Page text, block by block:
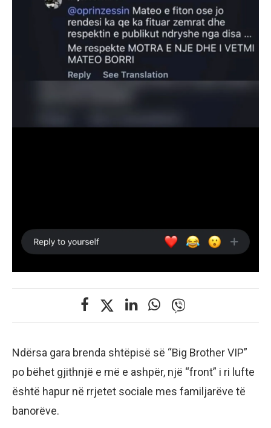
Ndërsa gara brenda shtëpisë së “Big Brother VIP”
po bëhet gjithnjë e më e ashpër, një “front” i ri lufte
është hapur në rrjetet sociale mes familjarëve të
banorëve.